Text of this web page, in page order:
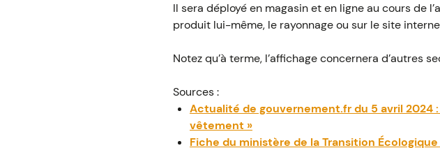
Il sera déployé en magasin et en ligne au cours de
produit lui-même, le rayonnage ou sur le site
Notez qu’à terme, l’affichage concernera d’autres
Sources :
Actualité de gouvernement.fr du 5 avril 2024
vêtement »
Fiche du ministère de la Transition